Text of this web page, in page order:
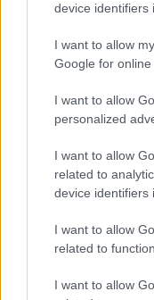
device identifiers
I want to allow
Google for
I want to allow
personalized
I want to allow
related to
device identifiers
I want to allow
related to
I want to allow